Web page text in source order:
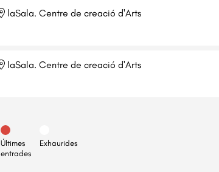
laSala. Centre de creació d'Arts
laSala. Centre de creació d'Arts
Últimes
entrades
Exhaurides